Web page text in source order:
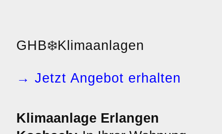
GHB❄️Klimaanlagen
→ Jetzt Angebot erhalten
Klimaanlage Erlangen